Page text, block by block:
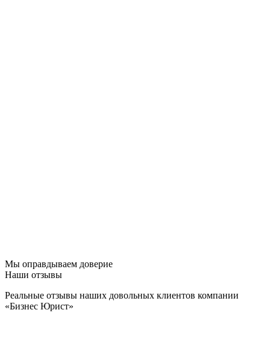
Мы оправдываем доверие
Наши отзывы
Реальные отзывы наших довольных клиентов компании
«Бизнес Юрист»